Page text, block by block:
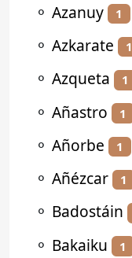
⚬ Azanuy 1
⚬ Azkarate 1
⚬ Azqueta 1
⚬ Añastro 1
⚬ Añorbe 1
⚬ Añézcar 1
⚬ Badostáin
⚬ Bakaiku 1